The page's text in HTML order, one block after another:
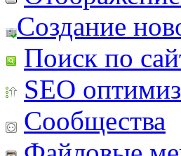
Создание
Поиск по
SEO
Сообщества